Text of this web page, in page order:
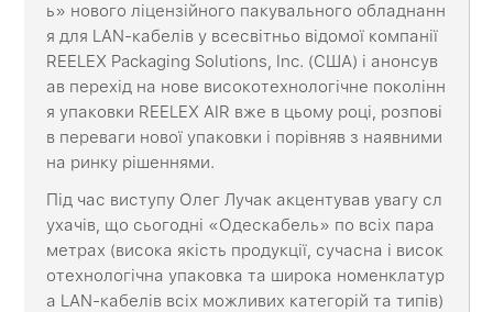
ь» нового ліцензійного пакувального обладнанн
я для LAN-кабелів у всесвітньо відомої компанії
REELEX Packaging Solutions, Inc. (США) і анонсув
ав перехід на нове високотехнологічне поколінн
я упаковки REELEX AIR вже в цьому році, розпові
в переваги нової упаковки і порівняв з наявними
на ринку рішеннями.
Під час виступу Олег Лучак акцентував увагу сл
ухачів, що сьогодні «Одескабель» по всіх пара
метрах (висока якість продукції, сучасна і висок
отехнологічна упаковка та широка номенклатур
а LAN-кабелів всіх можливих категорій та типів)